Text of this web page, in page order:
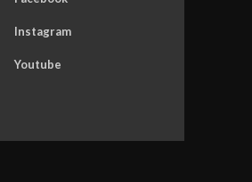
Instagram
Youtube